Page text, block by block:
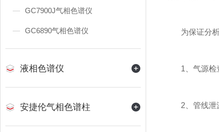
GC7900J气相色谱仪
GC6890气相色谱仪
液相色谱仪
安捷伦气相色谱柱
为保证分析
1、气源检查
2、管线泄漏